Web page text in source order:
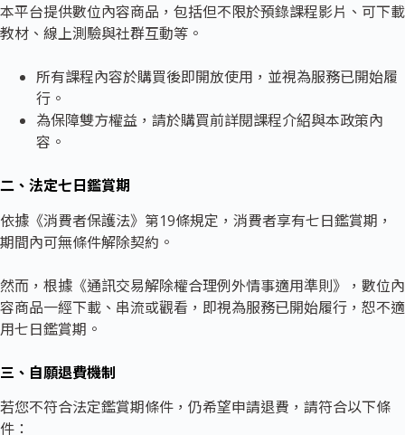
本平台提供數位內容商品，包括但不限於預錄課程影片、可下載
教材、線上測驗與社群互動等。
所有課程內容於購買後即開放使用，並視為服務已開始履
行。
為保障雙方權益，請於購買前詳閱課程介紹與本政策內
容。
二、法定七日鑑賞期
依據《消費者保護法》第19條規定，消費者享有七日鑑賞期，
期間內可無條件解除契約。
然而，根據《通訊交易解除權合理例外情事適用準則》，數位內
容商品一經下載、串流或觀看，即視為服務已開始履行，恕不適
用七日鑑賞期。
三、自願退費機制
若您不符合法定鑑賞期條件，仍希望申請退費，請符合以下條
件：